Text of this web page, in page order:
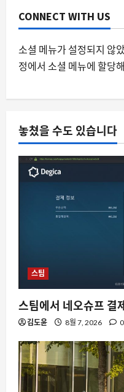
3
스팀
스팀
와 두
자동차
리튬
CONNECT WITH US
소셜 메뉴가 설정되지 않
정에서 소셜 메뉴에 할당
놓쳤을 수도 있습니다
스팀
스팀에서 네오슈프 결
김도윤 8월 7, 2026 0